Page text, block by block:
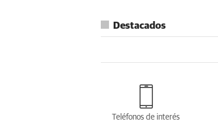
Destacados
Teléfonos de interés